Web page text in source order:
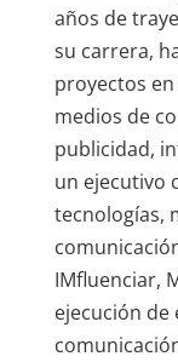
años de
su carrera,
proyectos
medios de
publicidad,
un ejecutivo
tecnologías,
IMfluenciar,
ejecución de